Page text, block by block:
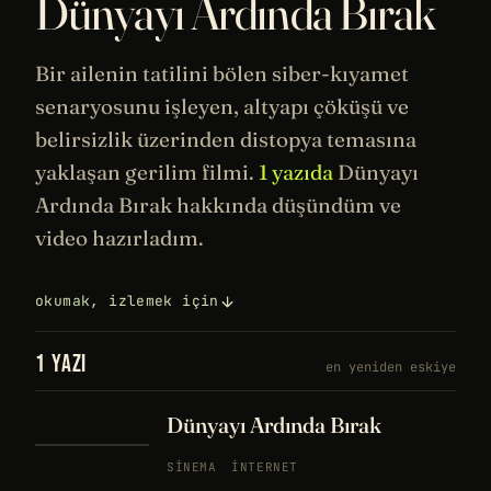
Dünyayı Ardında Bırak
Bir ailenin tatilini bölen siber-kıyamet
senaryosunu işleyen, altyapı çöküşü ve
belirsizlik üzerinden distopyatemasına
yaklaşan gerilim filmi. 1 yazıda Dünyayı
Ardında Bırak hakkında düşündüm ve
video hazırladım.
okumak, izlemek için
1 YAZI en yeniden eskiye
Dünyayı Ardında Bırak
SINEMA İNTERNET